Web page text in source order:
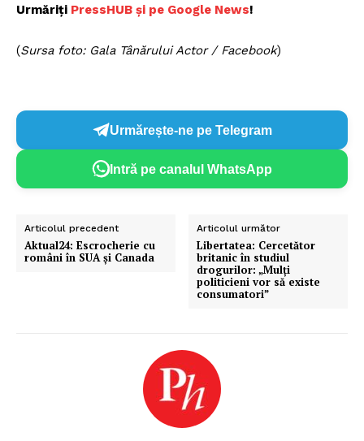
Urmăriți PressHUB și pe Google News!
(Sursa foto: Gala Tânărului Actor / Facebook)
Urmărește-ne pe Telegram
Intră pe canalul WhatsApp
Articolul precedent
Aktual24: Escrocherie cu
români în SUA și Canada
Articolul următor
Libertatea: Cercetător
britanic în studiul
drogurilor: „Mulți
politicieni vor să existe
consumatori”